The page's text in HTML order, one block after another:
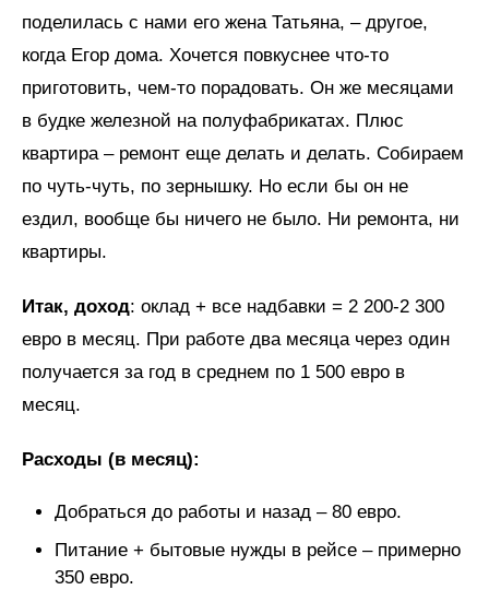
поделилась с нами его жена Татьяна, – другое,
когда Егор дома. Хочется повкуснее что-то
приготовить, чем-то порадовать. Он же месяцами
в будке железной на полуфабрикатах. Плюс
квартира – ремонт еще делать и делать. Собираем
по чуть-чуть, по зернышку. Но если бы он не
ездил, вообще бы ничего не было. Ни ремонта, ни
квартиры.
Итак, доход: оклад + все надбавки = 2 200-2 300
евро в месяц. При работе два месяца через один
получается за год в среднем по 1 500 евро в
месяц.
Расходы (в месяц):
Добраться до работы и назад – 80 евро.
Питание + бытовые нужды в рейсе – примерно
350 евро.